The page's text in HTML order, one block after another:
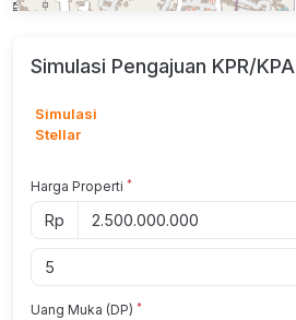
Simulasi Pengajuan KPR/KPA
Simulasi
Stellar
Harga Properti *
Rp
Uang Muka (DP) *